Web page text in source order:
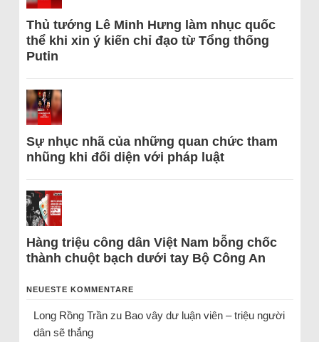
Thủ tướng Lê Minh Hưng làm nhục quốc
thể khi xin ý kiến chỉ đạo từ Tổng thống
Putin
Sự nhục nhã của những quan chức tham
nhũng khi đối diện với pháp luật
Hàng triệu công dân Việt Nam bỗng chốc
thành chuột bạch dưới tay Bộ Công An
NEUESTE KOMMENTARE
Long Rồng Trầnzu Bao vây dư luận viên – triệu người
dân sẽ thắng